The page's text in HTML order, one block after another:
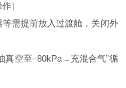
）
需提前放入过渡舱，关闭外
空至–80kPa→充混合气”循